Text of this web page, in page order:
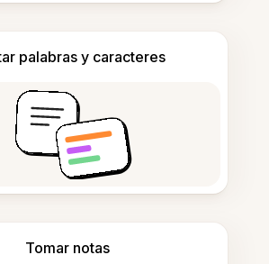
palabras y caracteres
Tomar notas